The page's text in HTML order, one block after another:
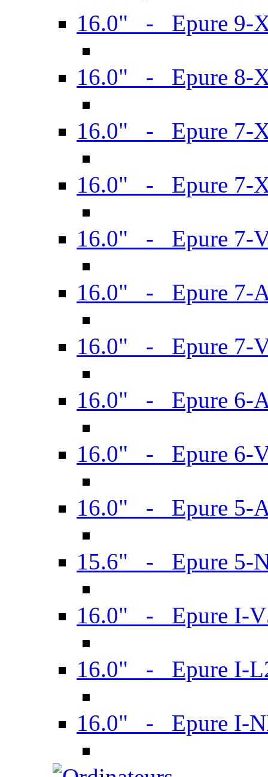
16.0" - Epure 9-
16.0" - Epure 8-
16.0" - Epure 7-
16.0" - Epure 7-
16.0" - Epure 7-
16.0" - Epure 7-
16.0" - Epure 7-
16.0" - Epure 6-
16.0" - Epure 6-
16.0" - Epure 5-
15.6" - Epure 5-
16.0" - Epure I-
16.0" - Epure I-
16.0" - Epure I-